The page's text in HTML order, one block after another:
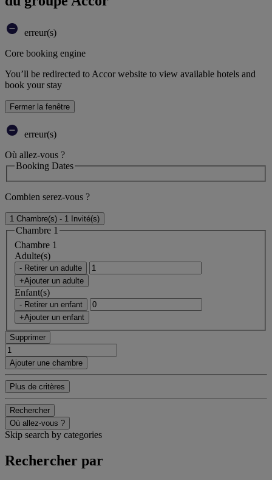
erreur(s)
Core booking engine
You’ll be redirected to Accor website to view available hotels and
book your stay
Fermer la fenêtre
erreur(s)
Où allez-vous ?
Booking Dates
Combien serez-vous ?
1 Chambre(s) - 1 Invité(s)
Chambre 1
Chambre 1
Adulte(s)
- Retirer un adulte
+Ajouter un adulte
Enfant(s)
- Retirer un enfant
+Ajouter un enfant
Supprimer
Ajouter une chambre
Plus de critères
Rechercher
Où allez-vous ?
Skip search by categories
Rechercher par